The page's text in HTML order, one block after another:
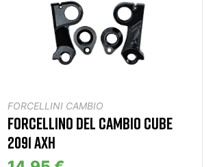
FORCELLINI CAMBIO
FORCELLINO DEL CAMBIO CUBE
2091 AXH